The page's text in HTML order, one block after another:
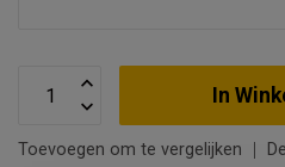
In
Toevoegen om te vergelijken